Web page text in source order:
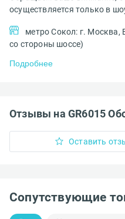
осуществляется только в
метро Сокол: г. Москва,
со стороны шоссе)
Подробнее
Отзывы на GR6015
Оставить
Сопутствующие